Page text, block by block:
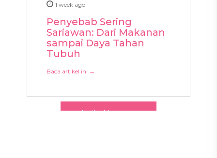
1 week ago
Penyebab Sering
Sariawan: Dari Makanan
sampai Daya Tahan
Tubuh
Baca artikel ini →
Artikel Lainnya